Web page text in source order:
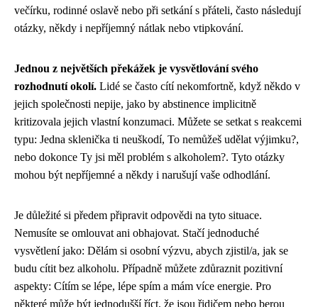
večírku, rodinné oslavě nebo při setkání s přáteli, často následují
otázky, někdy i nepříjemný nátlak nebo vtipkování.
Jednou z největších překážek je vysvětlování svého
rozhodnutí okolí. Lidé se často cítí nekomfortně, když někdo v
jejich společnosti nepije, jako by abstinence implicitně
kritizovala jejich vlastní konzumaci. Můžete se setkat s reakcemi
typu: Jedna sklenička ti neuškodí, To nemůžeš udělat výjimku?,
nebo dokonce Ty jsi měl problém s alkoholem?. Tyto otázky
mohou být nepříjemné a někdy i narušují vaše odhodlání.
Je důležité si předem připravit odpovědi na tyto situace.
Nemusíte se omlouvat ani obhajovat. Stačí jednoduché
vysvětlení jako: Dělám si osobní výzvu, abych zjistil/a, jak se
budu cítit bez alkoholu. Případně můžete zdůraznit pozitivní
aspekty: Cítím se lépe, lépe spím a mám více energie. Pro
některé může být jednodušší říct, že jsou řidičem nebo berou